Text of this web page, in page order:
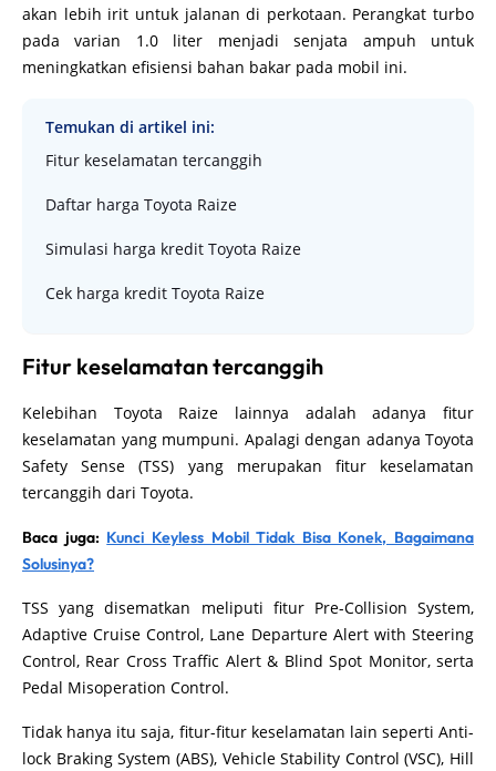
akan lebih irit untuk jalanan di perkotaan. Perangkat turbo
pada varian 1.0 liter menjadi senjata ampuh untuk
meningkatkan efisiensi bahan bakar pada mobil ini.
Temukan di artikel ini:
Fitur keselamatan tercanggih
Daftar harga Toyota Raize
Simulasi harga kredit Toyota Raize
Cek harga kredit Toyota Raize
Fitur keselamatan tercanggih
Kelebihan Toyota Raize lainnya adalah adanya fitur
keselamatan yang mumpuni. Apalagi dengan adanya Toyota
Safety Sense (TSS) yang merupakan fitur keselamatan
tercanggih dari Toyota.
Baca juga: Kunci Keyless Mobil Tidak Bisa Konek, Bagaimana
Solusinya?
TSS yang disematkan meliputi fitur Pre-Collision System,
Adaptive Cruise Control, Lane Departure Alert with Steering
Control, Rear Cross Traffic Alert & Blind Spot Monitor, serta
Pedal Misoperation Control.
Tidak hanya itu saja, fitur-fitur keselamatan lain seperti Anti-
lock Braking System (ABS), Vehicle Stability Control (VSC), Hill